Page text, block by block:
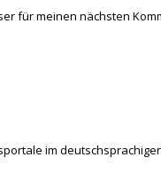
für meinen nächsten
im